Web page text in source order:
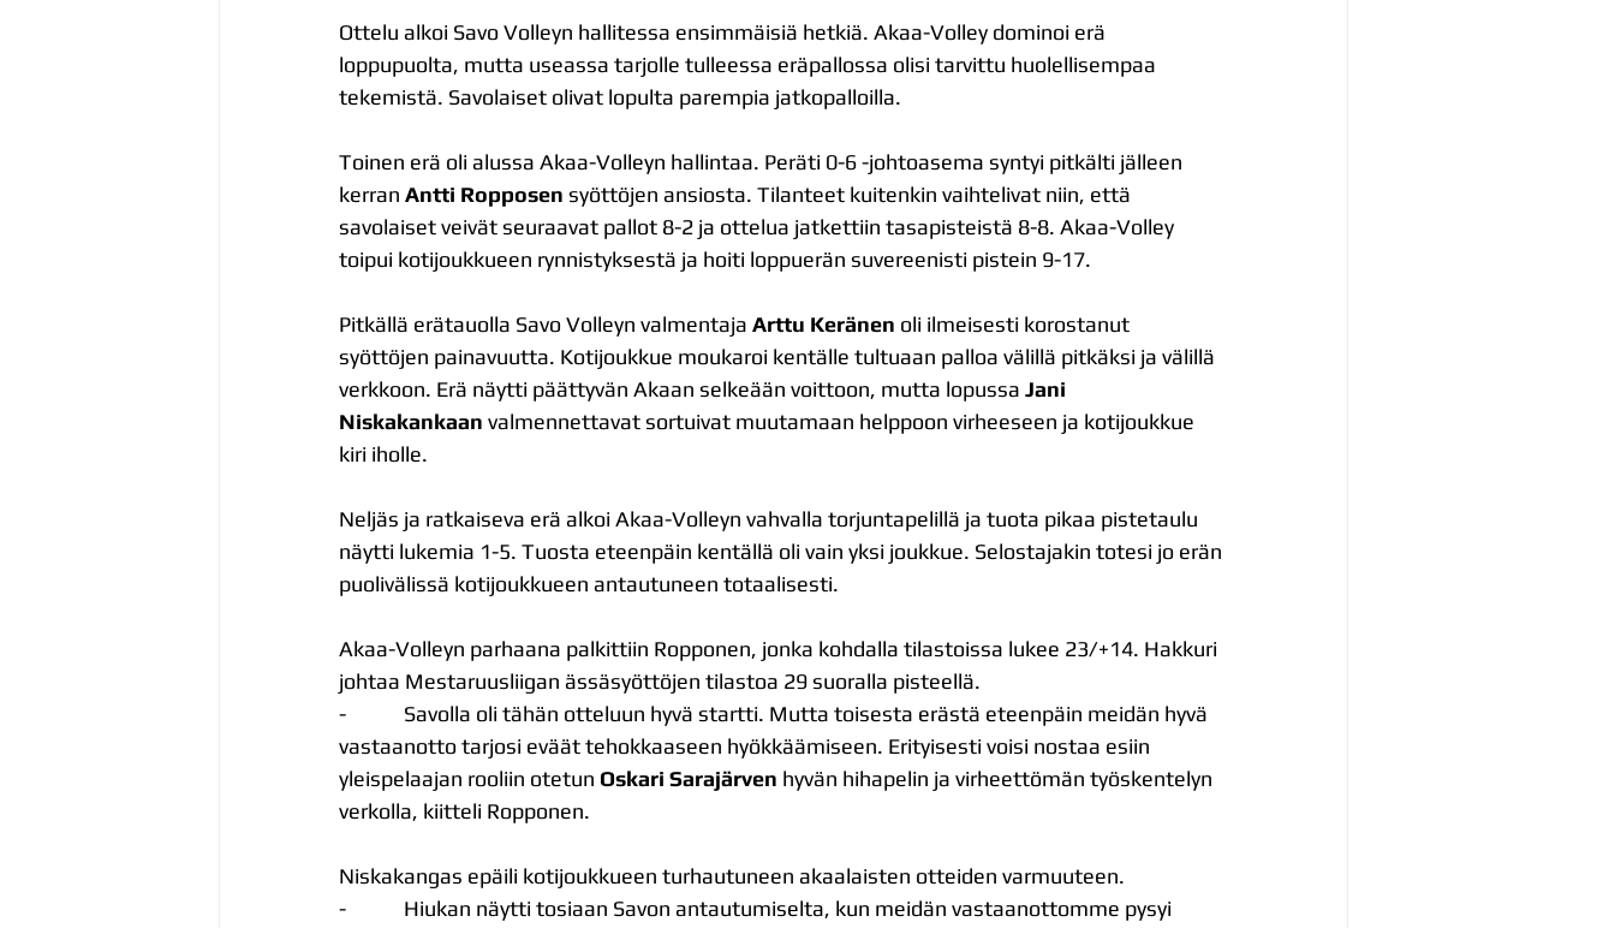
Ottelu alkoi Savo Volleyn hallitessa ensimmäisiä hetkiä. Akaa-Volley dominoi erä
loppupuolta, mutta useassa tarjolle tulleessa eräpallossa olisi tarvittu huolellisempaa
tekemistä. Savolaiset olivat lopulta parempia jatkopalloilla.
Toinen erä oli alussa Akaa-Volleyn hallintaa. Peräti 0-6 -johtoasema syntyi pitkälti jälleen
kerran Antti Ropposen syöttöjen ansiosta. Tilanteet kuitenkin vaihtelivat niin, että
savolaiset veivät seuraavat pallot 8-2 ja ottelua jatkettiin tasapisteistä 8-8. Akaa-Volley
toipui kotijoukkueen rynnistyksestä ja hoiti loppuerän suvereenisti pistein 9-17.
Pitkällä erätauolla Savo Volleyn valmentaja Arttu Keränen oli ilmeisesti korostanut
syöttöjen painavuutta. Kotijoukkue moukaroi kentälle tultuaan palloa välillä pitkäksi ja välillä
verkkoon. Erä näytti päättyvän Akaan selkeään voittoon, mutta lopussa Jani
Niskakankaan valmennettavat sortuivat muutamaan helppoon virheeseen ja kotijoukkue
kiri iholle.
Neljäs ja ratkaiseva erä alkoi Akaa-Volleyn vahvalla torjuntapelillä ja tuota pikaa pistetaulu
näytti lukemia 1-5. Tuosta eteenpäin kentällä oli vain yksi joukkue. Selostajakin totesi jo erän
puolivälissä kotijoukkueen antautuneen totaalisesti.
Akaa-Volleyn parhaana palkittiin Ropponen, jonka kohdalla tilastoissa lukee 23/+14. Hakkuri
johtaa Mestaruusliigan ässäsyöttöjen tilastoa 29 suoralla pisteellä.
-            Savolla oli tähän otteluun hyvä startti. Mutta toisesta erästä eteenpäin meidän hyvä
vastaanotto tarjosi eväät tehokkaaseen hyökkäämiseen. Erityisesti voisi nostaa esiin
yleispelaajan rooliin otetun Oskari Sarajärven hyvän hihapelin ja virheettömän työskentelyn
verkolla, kiitteli Ropponen.
Niskakangas epäili kotijoukkueen turhautuneen akaalaisten otteiden varmuuteen.
-            Hiukan näytti tosiaan Savon antautumiselta, kun meidän vastaanottomme pysyi